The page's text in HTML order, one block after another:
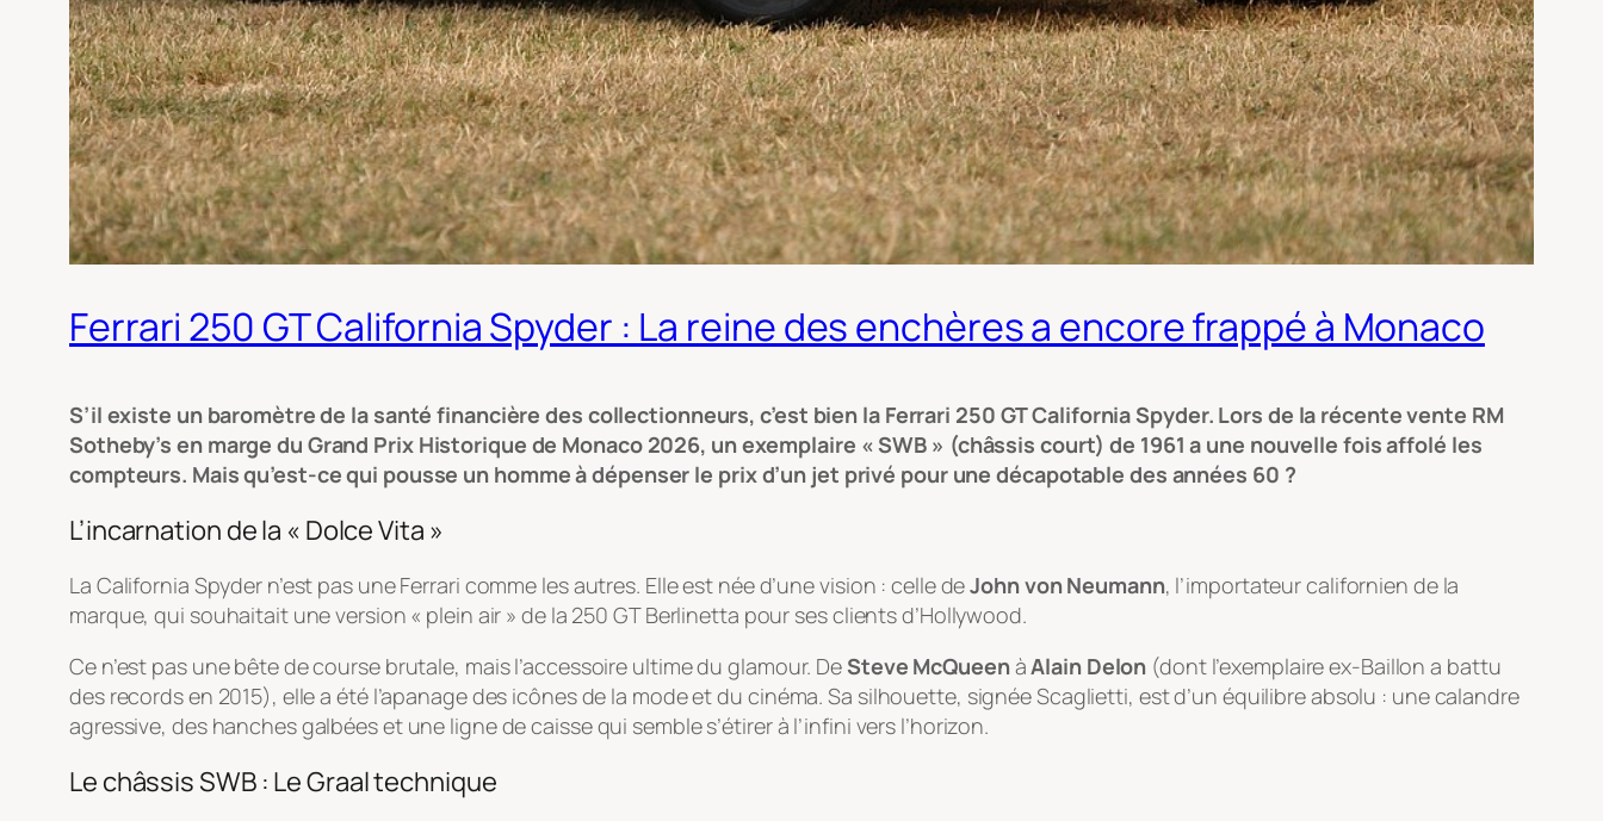
Ferrari 250 GT California Spyder : La reine des enchères a encore frappé à Monaco
S’il existe un baromètre de la santé financière des collectionneurs, c’est bien la Ferrari 250 GT California Spyder. Lors de la récente vente RM
Sotheby’s en marge du Grand Prix Historique de Monaco 2026, un exemplaire « SWB » (châssis court) de 1961 a une nouvelle fois affolé les
compteurs. Mais qu’est-ce qui pousse un homme à dépenser le prix d’un jet privé pour une décapotable des années 60 ?
L’incarnation de la « Dolce Vita »
La California Spyder n’est pas une Ferrari comme les autres. Elle est née d’une vision : celle deJohn von Neumann, l’importateur californien de la
marque, qui souhaitait une version « plein air » de la 250 GT Berlinetta pour ses clients d’Hollywood.
Ce n’est pas une bête de course brutale, mais l’accessoire ultime du glamour. DeSteve McQueenàAlain Delon (dont l’exemplaire ex-Baillon a battu
des records en 2015), elle a été l’apanage des icônes de la mode et du cinéma. Sa silhouette, signée Scaglietti, est d’un équilibre absolu : une calandre
agressive, des hanches galbées et une ligne de caisse qui semble s’étirer à l’infini vers l’horizon.
Le châssis SWB : Le Graal technique